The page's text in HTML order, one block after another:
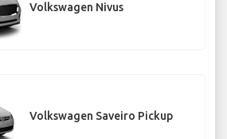
Volkswagen Nivus
Volkswagen Saveiro Pickup